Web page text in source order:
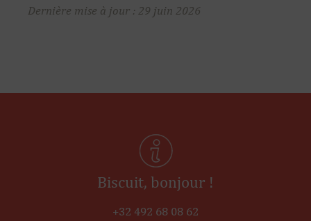
Dernière mise à jour : 29 juin 2026
Biscuit, bonjour !
+32 492 68 08 62